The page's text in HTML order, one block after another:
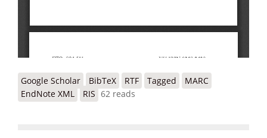
Google Scholar BibTeX RTF Tagged
MARC
EndNote XML
RIS 62 reads